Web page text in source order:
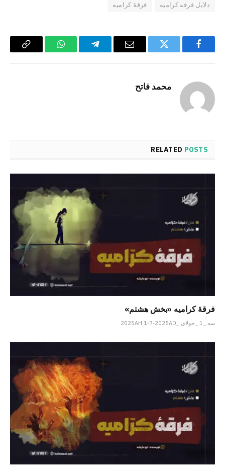
دلایل فرقه کرامیه
فرقهٔ کرامیه
Facebook
Twitter
Email
Telegram
WhatsApp
Copy
محمد فاتح
RELATED POSTS
فرقهٔ کرامیه «بخش هشتم»
سه _1 _جولای _2025AH 1-7-2025AD